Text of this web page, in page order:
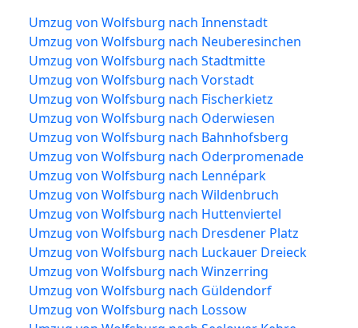
Umzug von Wolfsburg nach Innenstadt
Umzug von Wolfsburg nach Neuberesinchen
Umzug von Wolfsburg nach Stadtmitte
Umzug von Wolfsburg nach Vorstadt
Umzug von Wolfsburg nach Fischerkietz
Umzug von Wolfsburg nach Oderwiesen
Umzug von Wolfsburg nach Bahnhofsberg
Umzug von Wolfsburg nach Oderpromenade
Umzug von Wolfsburg nach Lennépark
Umzug von Wolfsburg nach Wildenbruch
Umzug von Wolfsburg nach Huttenviertel
Umzug von Wolfsburg nach Dresdener Platz
Umzug von Wolfsburg nach Luckauer Dreieck
Umzug von Wolfsburg nach Winzerring
Umzug von Wolfsburg nach Güldendorf
Umzug von Wolfsburg nach Lossow